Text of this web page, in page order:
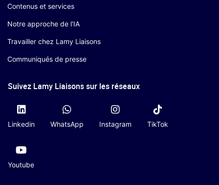
Contenus et services
Notre approche de l'IA
Travailler chez Lamy Liaisons
Communiqués de presse
Suivez Lamy Liaisons sur les réseaux
Linkedin WhatsApp Instagram TikTok
Youtube